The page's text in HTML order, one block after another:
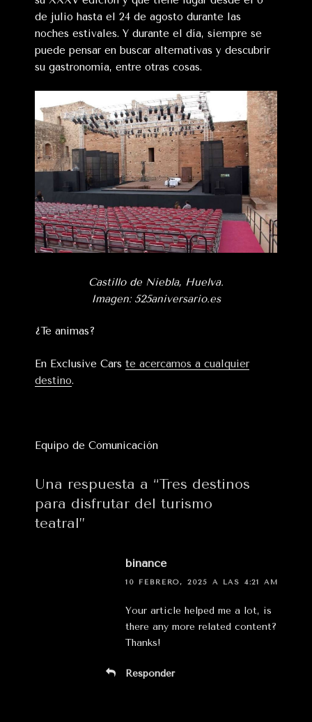
de julio hasta el 24 de agosto durante las
noches estivales. Y durante el día, siempre se
puede pensar en buscar alternativas y descubrir
su gastronomía, entre otras cosas.
Castillo de Niebla, Huelva.
Imagen: 525aniversario.es
¿Te animas?
En Exclusive Cars te acercamos a cualquier
destino.
Equipo de Comunicación
Una respuesta a “Tres destinos
para disfrutar del turismo
teatral”
binance
10 FEBRERO, 2025 A LAS 4:21 AM
Your article helped me a lot, is
there any more related content?
Thanks!
Responder